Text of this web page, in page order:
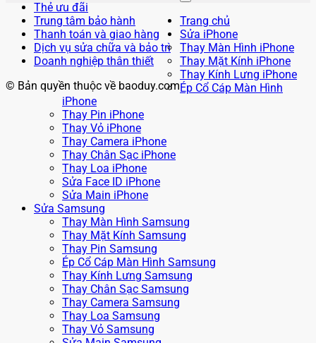
Thẻ ưu đãi
Trung tâm bảo hành
Thanh toán và giao hàng
Dịch vụ sửa chữa và bảo trì
Doanh nghiệp thân thiết
© Bản quyền thuộc về baoduy.com
Trang chủ
Sửa iPhone
Thay Màn Hình iPhone
Thay Mặt Kính iPhone
Thay Kính Lưng iPhone
Ép Cổ Cáp Màn Hình
iPhone
Thay Pin iPhone
Thay Vỏ iPhone
Thay Camera iPhone
Thay Chân Sạc iPhone
Thay Loa iPhone
Sửa Face ID iPhone
Sửa Main iPhone
Sửa Samsung
Thay Màn Hình Samsung
Thay Mặt Kính Samsung
Thay Pin Samsung
Ép Cổ Cáp Màn Hình Samsung
Thay Kính Lưng Samsung
Thay Chân Sạc Samsung
Thay Camera Samsung
Thay Loa Samsung
Thay Vỏ Samsung